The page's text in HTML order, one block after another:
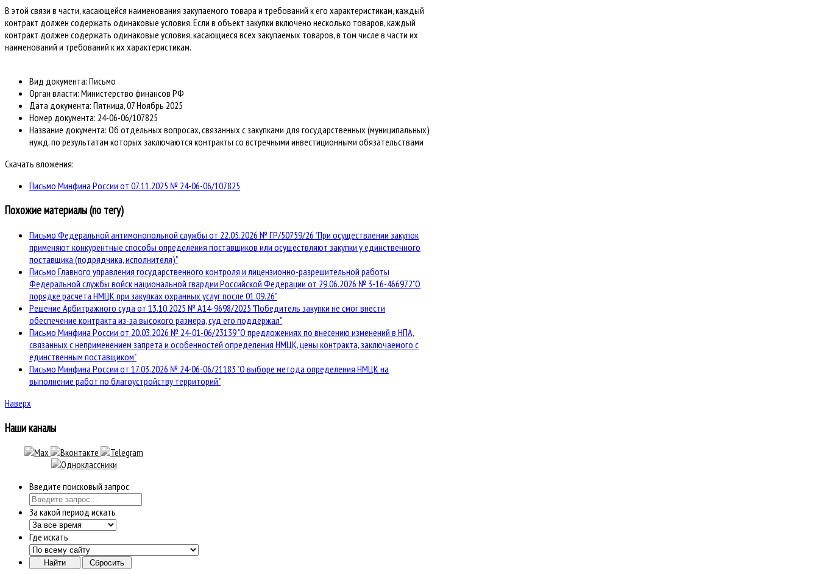
В этой связи в части, касающейся наименования закупаемого товара и требований к его характеристикам, каждый
контракт должен содержать одинаковые условия. Если в объект закупки включено несколько товаров, каждый
контракт должен содержать одинаковые условия, касающиеся всех закупаемых товаров, в том числе в части их
наименований и требований к их характеристикам.
Вид документа: Письмо
Орган власти: Министерство финансов РФ
Дата документа: Пятница, 07 Ноябрь 2025
Номер документа: 24-06-06/107825
Название документа: Об отдельных вопросах, связанных с закупками для государственных (муниципальных)
нужд, по результатам которых заключаются контракты со встречными инвестиционными обязательствами
Скачать вложения:
Письмо Минфина России от 07.11.2025 № 24-06-06/107825
Похожие материалы (по тегу)
Письмо Федеральной антимонопольной службы от 22.05.2026 № ГР/50759/26 "При осуществлении закупок
применяют конкурентные способы определения поставщиков или осуществляют закупки у единственного
поставщика (подрядчика, исполнителя)"
Письмо Главного управления государственного контроля и лицензионно-разрешительной работы
Федеральной службы войск национальной гвардии Российской Федерации от 29.06.2026 № 3-16-466972"О
порядке расчета НМЦК при закупках охранных услуг после 01.09.26"
Решение Арбитражного суда от 13.10.2025 № А14-9698/2025 "Победитель закупки не смог внести
обеспечение контракта из-за высокого размера, суд его поддержал"
Письмо Минфина России от 20.03.2026 № 24-01-06/23139 "О предложениях по внесению изменений в НПА,
связанных с неприменением запрета и особенностей определения НМЦК, цены контракта, заключаемого с
единственным поставщиком"
Письмо Минфина России от 17.03.2026 № 24-06-06/21183 "О выборе метода определения НМЦК на
выполнение работ по благоустройству территорий"
Наверх
Наши каналы
Введите поисковый запрос
За какой период искать
Где искать